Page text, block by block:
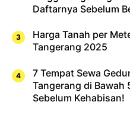
Daftarnya Sebelum
Harga Tanah per
Tangerang 2025
7 Tempat Sewa
Tangerang di Bawah
Sebelum Kehabisan!